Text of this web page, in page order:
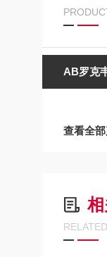
AB罗克
查看全